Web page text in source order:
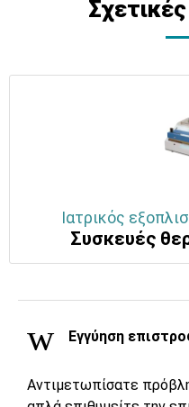
Ιατρικός
Συσκευές
Εγγύηση
Αντιμετωπίσατε